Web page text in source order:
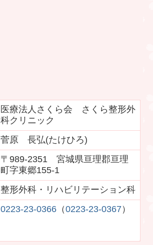
医療法人さくら会 さくら整形外
科クリニック
菅原 長弘(たけひろ)
〒989-2351 宮城県亘理郡亘理
町字東郷155-1
整形外科・リハビリテーション科
0223-23-0366 （0223-23-0367 ）